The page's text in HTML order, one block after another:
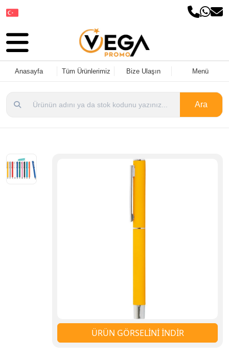
Anasayfa Tüm Ürünlerimiz Bize Ulaşın Menü
Ara
ÜRÜN GÖRSELİNİ İNDİR